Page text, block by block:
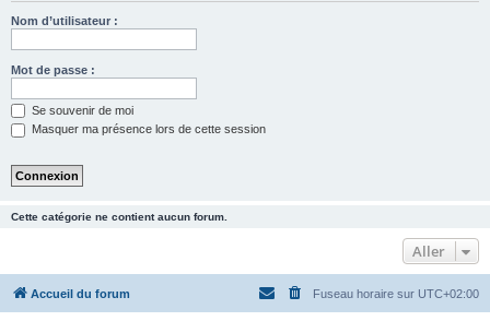
Nom d’utilisateur :
Mot de passe :
Se souvenir de moi
Masquer ma présence lors de cette session
Cette catégorie ne contient aucun forum.
Aller
Accueil du forum Fuseau horaire sur UTC+02:00